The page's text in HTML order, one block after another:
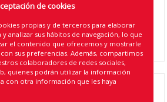
PILOTO TRASERO BOMBILLA
de cookies
propias y de terceros para elaborar
analizar sus hábitos de navegación, lo que
el contenido que ofrecemos y mostrarle
sus preferencias. Además, compartimos
colaboradores de redes sociales,
quienes podrán utilizar la información
con otra información que les haya